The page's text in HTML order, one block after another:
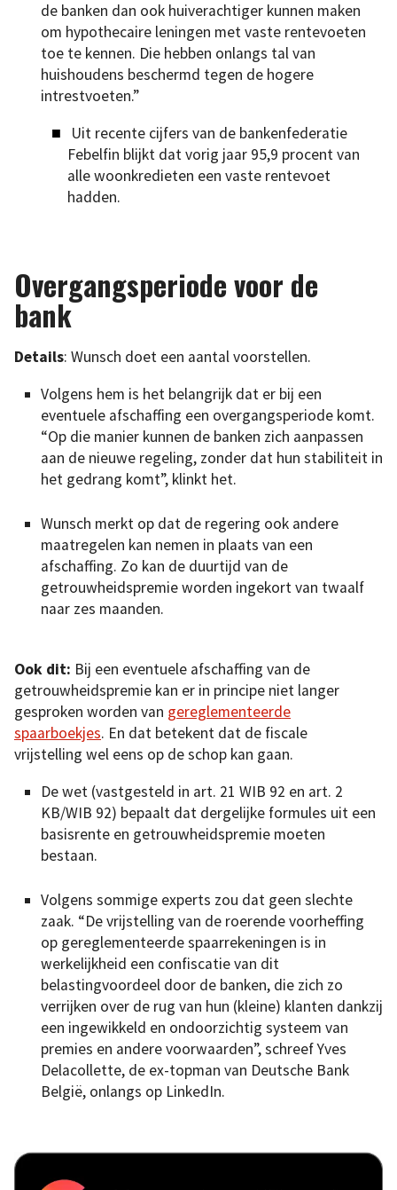
de banken dan ook huiverachtiger kunnen maken
om hypothecaire leningen met vaste rentevoeten
toe te kennen. Die hebben onlangs tal van
huishoudens beschermd tegen de hogere
intrestvoeten.”
Uit recente cijfers van de bankenfederatie
Febelfin blijkt dat vorig jaar 95,9 procent van
alle woonkredieten een vaste rentevoet
hadden.
Overgangsperiode voor de
bank
Details: Wunsch doet een aantal voorstellen.
Volgens hem is het belangrijk dat er bij een
eventuele afschaffing een overgangsperiode komt.
“Op die manier kunnen de banken zich aanpassen
aan de nieuwe regeling, zonder dat hun stabiliteit in
het gedrang komt”, klinkt het.
Wunsch merkt op dat de regering ook andere
maatregelen kan nemen in plaats van een
afschaffing. Zo kan de duurtijd van de
getrouwheidspremie worden ingekort van twaalf
naar zes maanden.
Ook dit: Bij een eventuele afschaffing van de
getrouwheidspremie kan er in principe niet langer
gesproken worden van gereglementeerde
spaarboekjes. En dat betekent dat de fiscale
vrijstelling wel eens op de schop kan gaan.
De wet (vastgesteld in art. 21 WIB 92 en art. 2
KB/WIB 92) bepaalt dat dergelijke formules uit een
basisrente en getrouwheidspremie moeten
bestaan.
Volgens sommige experts zou dat geen slechte
zaak. “De vrijstelling van de roerende voorheffing
op gereglementeerde spaarrekeningen is in
werkelijkheid een confiscatie van dit
belastingvoordeel door de banken, die zich zo
verrijken over de rug van hun (kleine) klanten dankzij
een ingewikkeld en ondoorzichtig systeem van
premies en andere voorwaarden”, schreef Yves
Delacollette, de ex-topman van Deutsche Bank
België, onlangs op LinkedIn.